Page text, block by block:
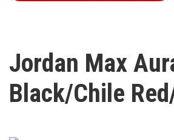
Jordan Max
Black/Chile